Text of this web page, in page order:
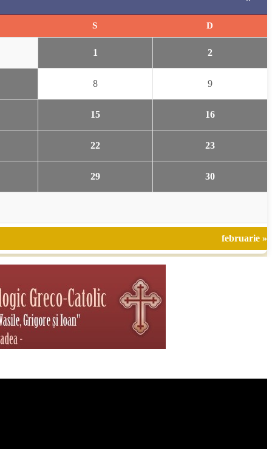
S D
1 2
8 9
15 16
22 23
29 30
februarie »